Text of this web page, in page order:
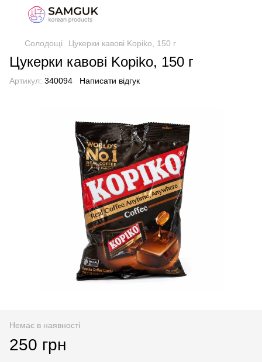
Солодощі Цукерки кавові Kopiko, 150 г
Цукерки кавові Kopiko, 150 г
Артикул: 340094 Написати відгук
Немає в наявності
250 грн